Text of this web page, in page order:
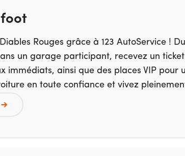
Rouges grâce à 123 AutoService !
un garage participant, recevez un
immédiats, ainsi que des places VIP pour
en toute confiance et vivez